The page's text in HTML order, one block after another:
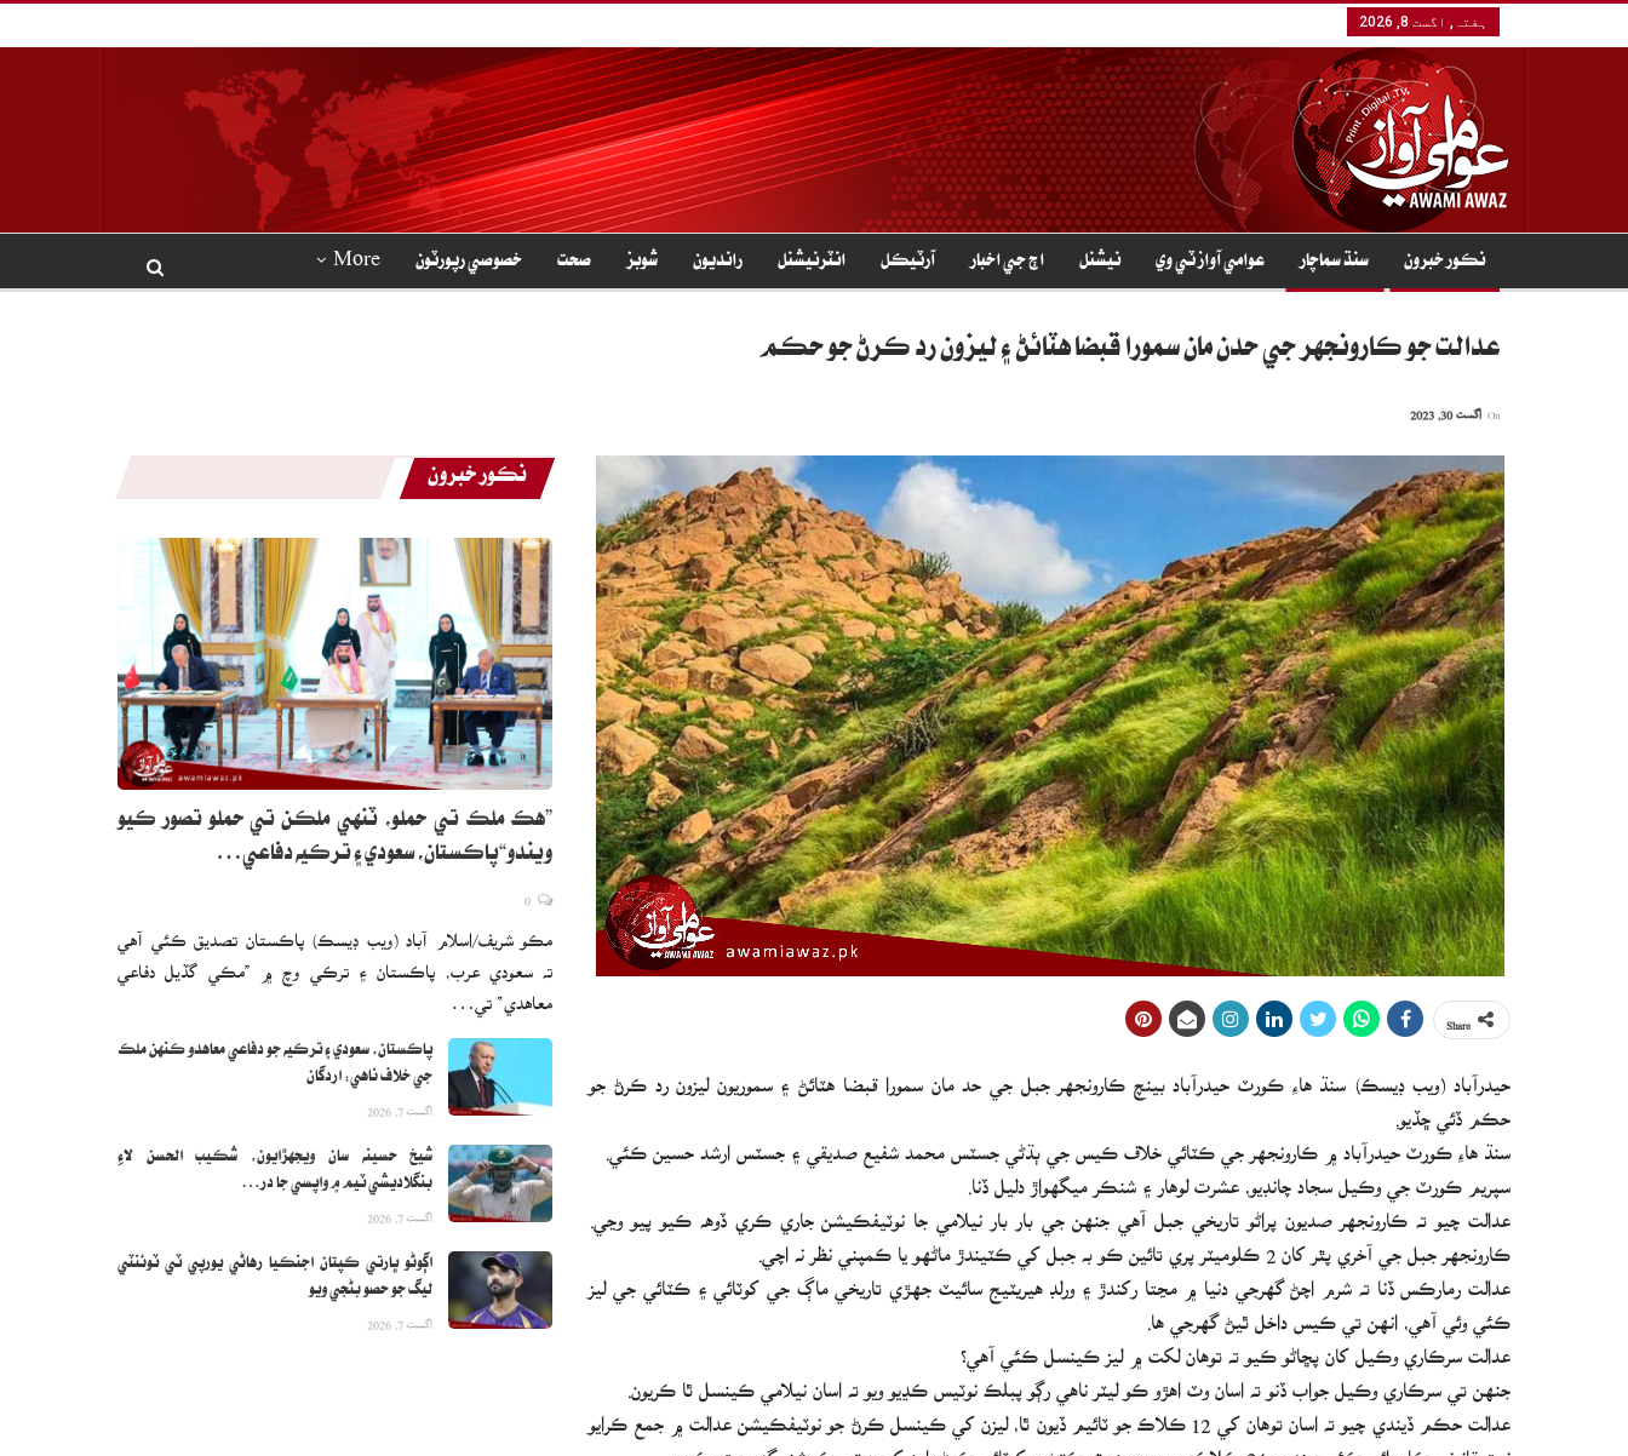
ہفتہ, اگست 8, 2026
نڪور خبرون سنڌ سماچار عوامي آواز ٽي وي نيشنل اڄ جي اخبار آرٽيڪل انٽرنيشنل رانديون شوبز صحت خصوصي رپورٽون More
عدالت جو ڪارونجهر جي حدن مان سمورا قبضا هٽائڻ ۽ ليزون رد ڪرڻ جو حڪم
اگست 30, 2023
حيدرآباد (ويب ڊيسڪ) سنڌ هاءِ ڪورٽ حيدرآباد بينچ ڪارونجهر جبل جي حد مان سمورا قبضا هٽائڻ ۽ سموريون ليزون رد ڪرڻ جو
حڪم ڏئي ڇڏيو.
سنڌ هاءِ ڪورٽ حيدرآباد ۾ ڪارونجهر جي ڪٽائي خلاف ڪيس جي ٻڌڻي جسٽس محمد شفيع صديقي ۽ جسٽس ارشد حسين ڪئي.
سپريم ڪورٽ جي وڪيل سجاد چانڊيو، عشرت لوهار ۽ شنڪر ميگهواڙ دليل ڏنا.
عدالت چيو ته ڪارونجهر صديون پراڻو تاريخي جبل آهي جنهن جي بار بار نيلامي جا نوٽيفڪيشن جاري ڪري ڏوھه ڪيو پيو وڃي.
ڪارونجھر جبل جي آخري پٿر کان 2 ڪلوميٽر پري تائين ڪو به جبل کي ڪٽيندڙ ماڻھو يا ڪمپني نظر نه اچي.
عدالت رمارڪس ڏنا ته شرم اچڻ گھرجي دنيا ۾ مڃتا رکندڙ ۽ ورلڊ ھيريٽيج سائيٽ جھڙي تاريخي ماڳ جي کوٽائي ۽ ڪٽائي جي ليز
ڪئي وئي آھي، انھن تي ڪيس داخل ٿيڻ گھرجي ھا.
عدالت سرڪاري وڪيل کان پڇاڻو ڪيو ته توھان لکت ۾ ليز ڪينسل ڪئي آھي؟
جنهن تي سرڪاري وڪيل جواب ڏنو ته اسان وٽ اھڙو ڪو ليٽر ناھي رڳو پبلڪ نوٽيس ڪڍيو ويو ته اسان نيلامي ڪينسل ٿا ڪريون.
عدالت حڪم ڏيندي چيو ته اسان توھان کي 12 ڪلاڪ جو ٽائيم ڏيون ٿا، ليزن کي ڪينسل ڪرڻ جو نوٽيفڪيشن عدالت ۾ جمع ڪرايو
نه ته قانوني ڪارروائي ڪئي ويندي، 24 ڪلاڪن ۾ سمورن پٿر ڪٽڻ ۽ کوٽائي ڪرڻ وارن کي ڊپٽي ڪمشنر گھر ڀيڙو ڪري.
نڪور خبرون
”هڪ ملڪ تي حملو، ٽنهي ملڪن تي حملو تصور ڪيو
ويندو“پاڪستان، سعودي ۽ ترڪيه دفاعي…
مڪو شريف/اسلام آباد (ويب ڊيسڪ) پاڪستان تصديق ڪئي آهي
ته سعودي عرب، پاڪستان ۽ ترڪي وچ ۾ ”مڪي گڏيل دفاعي
معاهدي“ تي…
پاڪستان، سعودي ۽ ترڪيه جو دفاعي معاهدو ڪنهن ملڪ
جي خلاف ناهي: اردگان
اگست 7, 2026
شيخ حسينه سان ويجهڙايون، شڪيب الحسن لاءِ
بنگلاديشي ٽيم ۾ واپسي جا در…
اگست 7, 2026
اڳوڻو ڀارتي ڪپتان اجنڪيا رهاڻي يورپي ٽي ٽوئنٽي
ليگ جو حصو بڻجي ويو
اگست 7, 2026